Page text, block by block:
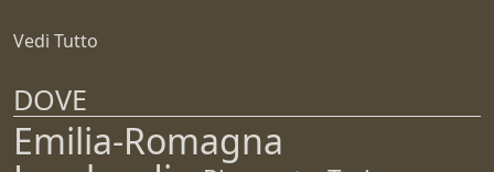
Vedi Tutto
DOVE
Emilia-Romagna